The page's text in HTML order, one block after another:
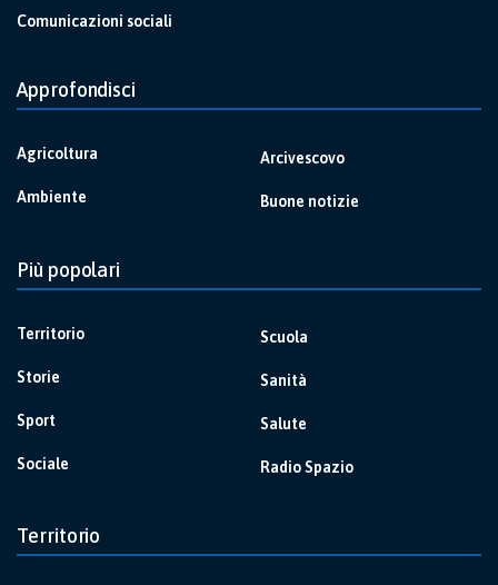
Comunicazioni sociali
Approfondisci
Agricoltura
Ambiente
Arcivescovo
Buone notizie
Più popolari
Territorio
Storie
Sport
Sociale
Scuola
Sanità
Salute
Radio Spazio
Territorio